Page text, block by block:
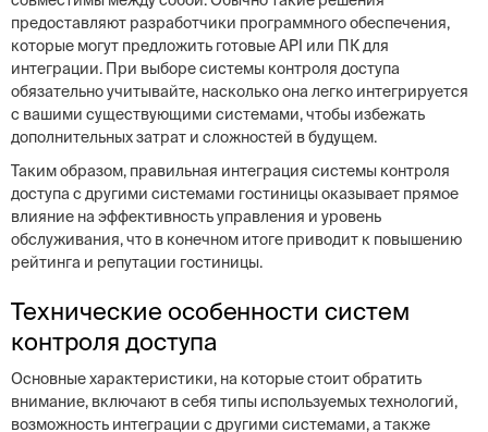
предоставляют разработчики программного обеспечения,
которые могут предложить готовые API или ПК для
интеграции. При выборе системы контроля доступа
обязательно учитывайте, насколько она легко интегрируется
с вашими существующими системами, чтобы избежать
дополнительных затрат и сложностей в будущем.
Таким образом, правильная интеграция системы контроля
доступа с другими системами гостиницы оказывает прямое
влияние на эффективность управления и уровень
обслуживания, что в конечном итоге приводит к повышению
рейтинга и репутации гостиницы.
Технические особенности систем
контроля доступа
Основные характеристики, на которые стоит обратить
внимание, включают в себя типы используемых технологий,
возможность интеграции с другими системами, а также